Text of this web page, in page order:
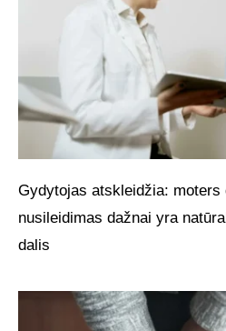
Gydytojas atskleidžia: moters
nusileidimas dažnai yra
dalis